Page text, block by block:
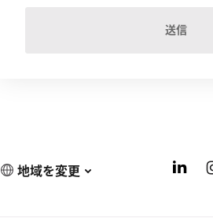
送信
地域を変更